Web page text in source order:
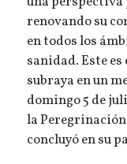
renovando su
en todos los
sanidad. Este es
subraya en un
domingo 5 de
la
concluyó en su